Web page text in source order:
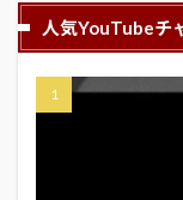
人気YouTubeチ